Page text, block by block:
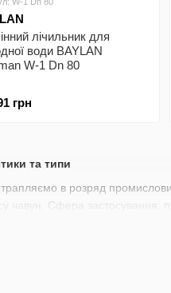
та типи
в розряд
Сфера застосування:
лічильник для
води BAYLAN
W-1 Dn 80
грн